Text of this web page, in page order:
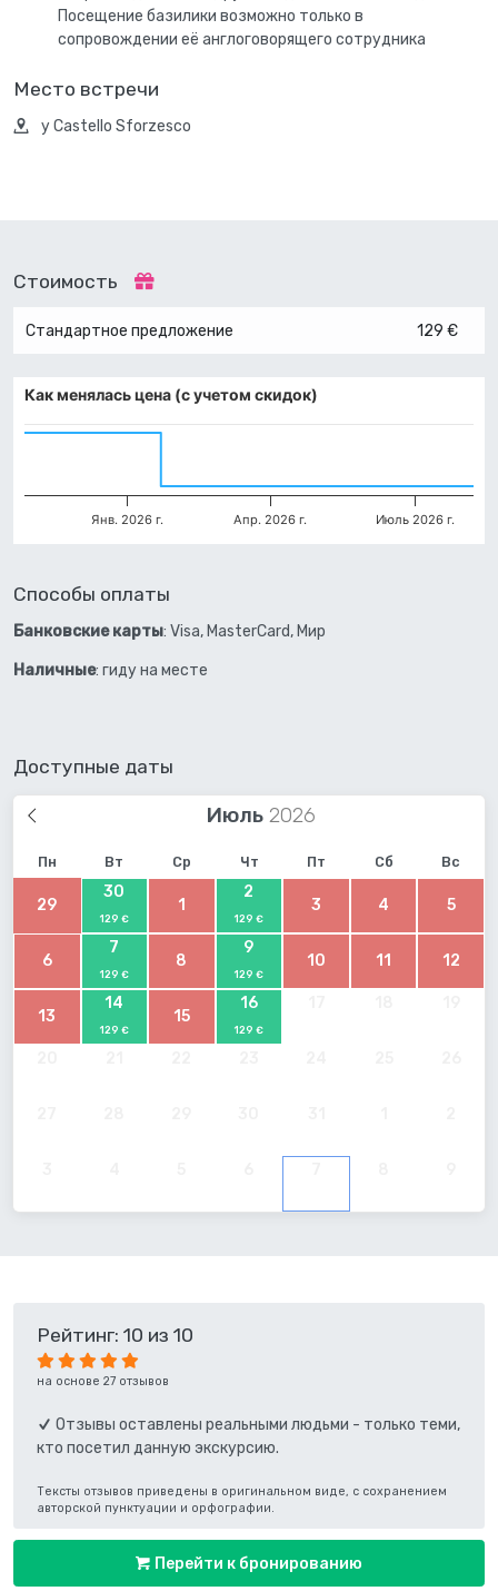
Посещение базилики возможно только в
сопровождении её англоговорящего сотрудника
Место встречи
у Castello Sforzesco
Стоимость
Стандартное предложение 129 €
Как менялась цена (с учетом скидок)
Янв. 2026 г. Апр. 2026 г. Июль 2026 г.
Способы оплаты
Банковские карты: Visa, MasterCard, Мир
Наличные: гиду на месте
Доступные даты
Июль
Пн Вт Ср Чт Пт Сб Вс
29
30
129 €
1
2
129 €
3 4 5
6
7
129 €
8
9
129 €
10 11 12
13
14
129 €
15
16
129 €
Рейтинг: 10 из 10
на основе 27 отзывов
Отзывы оставлены реальными людьми - только теми,
кто посетил данную экскурсию.
Тексты отзывов приведены в оригинальном виде, с сохранением
авторской пунктуации и орфографии.
Перейти к бронированию